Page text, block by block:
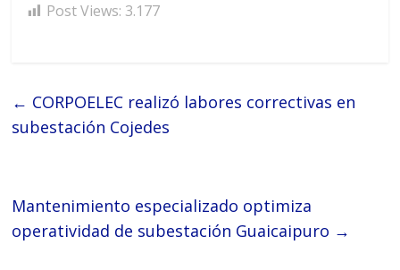
Post Views: 3.177
← CORPOELEC realizó labores correctivas en
subestación Cojedes
Mantenimiento especializado optimiza
operatividad de subestación Guaicaipuro →